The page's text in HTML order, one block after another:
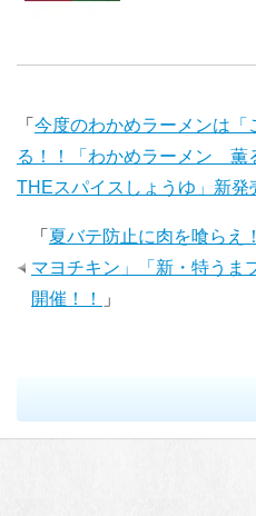
「 今度のわかめラーメンは
る！！「わかめラーメン 薫
THEスパイスしょうゆ」新発
「 夏バテ防止に肉を喰らえ
マヨチキン」「新・特うま
開催！！
」